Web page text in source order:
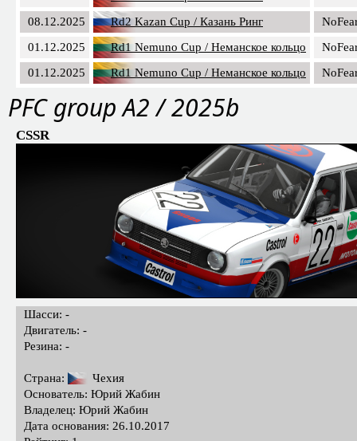
08.12.2025
Rd2 Kazan Cup / Казань Ринг
01.12.2025
Rd1 Nemuno Cup / Неманское кольцо
01.12.2025
Rd1 Nemuno Cup / Неманское кольцо
PFС group A2 / 2025b
CSSR
Шасси: -
Двигатель: -
Резина: -
Страна:
Чехия
Основатель: Юрий Жабин
Владелец: Юрий Жабин
Дата основания: 26.10.2017